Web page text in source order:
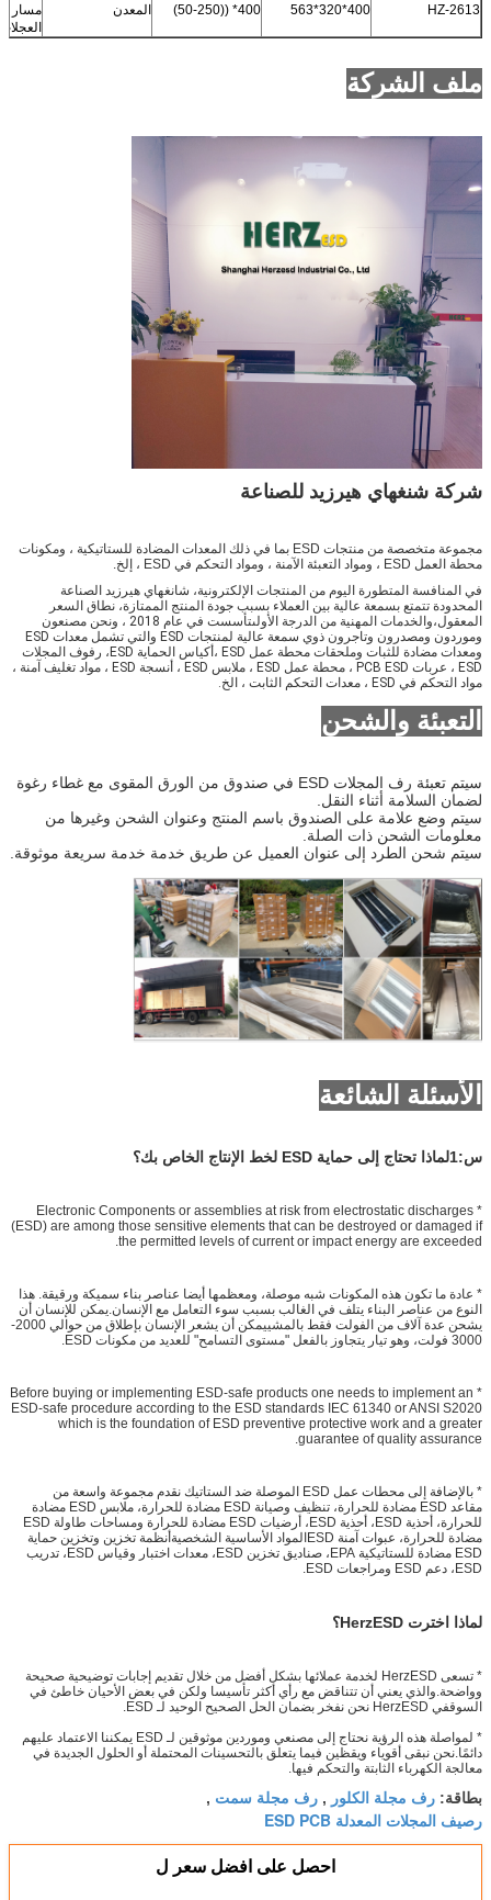
HZ-2613
400*320*563
400* ((50-250) المعدن
مسار
العجلات
ملف الشركة
شركة شنغهاي هيرزيد للصناعة
مجموعة متخصصة من منتجات ESD بما في ذلك المعدات المضادة للستاتيكية ، ومكونات
محطة العمل ESD ، ومواد التعبئة الآمنة ، ومواد التحكم في ESD ، إلخ.
في المنافسة المتطورة اليوم من المنتجات الإلكترونية، شانغهاي هيرزيد الصناعة
المحدودة تتمتع بسمعة عالية بين العملاء بسبب جودة المنتج الممتازة، نطاق السعر
المعقول،والخدمات المهنية من الدرجة الأولىتأسست في عام 2018 ، ونحن مصنعون
وموردون ومصدرون وتاجرون ذوي سمعة عالية لمنتجات ESD والتي تشمل معدات ESD
ومعدات مضادة للثبات وملحقات محطة عمل ESD ،أكياس الحماية ESD، رفوف المجلات
ESD ، عربات PCB ESD ، محطة عمل ESD ، ملابس ESD ، أنسجة ESD ، مواد تغليف آمنة ،
مواد التحكم في ESD ، معدات التحكم الثابت ، الخ.
التعبئة والشحن
سيتم تعبئة رف المجلات ESD في صندوق من الورق المقوى مع غطاء رغوة
لضمان السلامة أثناء النقل.
سيتم وضع علامة على الصندوق باسم المنتج وعنوان الشحن وغيرها من
معلومات الشحن ذات الصلة.
سيتم شحن الطرد إلى عنوان العميل عن طريق خدمة خدمة سريعة موثوقة.
الأسئلة الشائعة
س:1لماذا تحتاج إلى حماية ESD لخط الإنتاج الخاص بك؟
* Electronic Components or assemblies at risk from electrostatic discharges
(ESD) are among those sensitive elements that can be destroyed or damaged if
the permitted levels of current or impact energy are exceeded.
* عادة ما تكون هذه المكونات شبه موصلة، ومعظمها أيضا عناصر بناء سميكة ورقيقة. هذا
النوع من عناصر البناء يتلف في الغالب بسبب سوء التعامل مع الإنسان.يمكن للإنسان أن
يشحن عدة آلاف من الفولت فقط بالمشييمكن أن يشعر الإنسان بإطلاق من حوالي 2000-
3000 فولت، وهو تيار يتجاوز بالفعل "مستوى التسامح" للعديد من مكونات ESD.
* Before buying or implementing ESD-safe products one needs to implement an
ESD-safe procedure according to the ESD standards IEC 61340 or ANSI S2020
which is the foundation of ESD preventive protective work and a greater
guarantee of quality assurance.
* بالإضافة إلى محطات عمل ESD الموصلة ضد الستاتيك نقدم مجموعة واسعة من
مقاعد ESD مضادة للحرارة، تنظيف وصيانة ESD مضادة للحرارة، ملابس ESD مضادة
للحرارة، أحذية ESD، أحذية ESD، أرضيات ESD مضادة للحرارة ومساحات طاولة ESD
مضادة للحرارة، عبوات آمنة ESDالمواد الأساسية الشخصيةأنظمة تخزين وتخزين حماية
ESD مضادة للستاتيكية EPA، صناديق تخزين ESD، معدات اختبار وقياس ESD، تدريب
ESD، دعم ESD ومراجعات ESD.
لماذا اخترت HerzESD؟
* تسعى HerzESD لخدمة عملائها بشكل أفضل من خلال تقديم إجابات توضيحية صحيحة
وواضحة.والذي يعني أن تتناقض مع رأي أكثر تأسيسا ولكن في بعض الأحيان خاطئ في
السوقفي HerzESD نحن نفخر بضمان الحل الصحيح الوحيد لـ ESD.
* لمواصلة هذه الرؤية نحتاج إلى مصنعي وموردين موثوقين لـ ESD يمكننا الاعتماد عليهم
دائمًا.نحن نبقى أقوياء ويقظين فيما يتعلق بالتحسينات المحتملة أو الحلول الجديدة في
معالجة الكهرباء الثابتة والتحكم فيها.
بطاقة: رف مجلة الكلور , رف مجلة سمت ,
رصيف المجلات المعدلة ESD PCB
احصل على افضل سعر ل